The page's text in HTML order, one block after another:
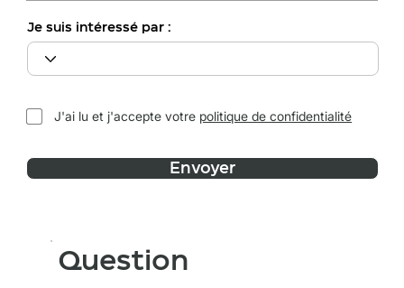
Je suis intéressé par :
J'ai lu et j'accepte votre politique de confidentialité
Envoyer
Question